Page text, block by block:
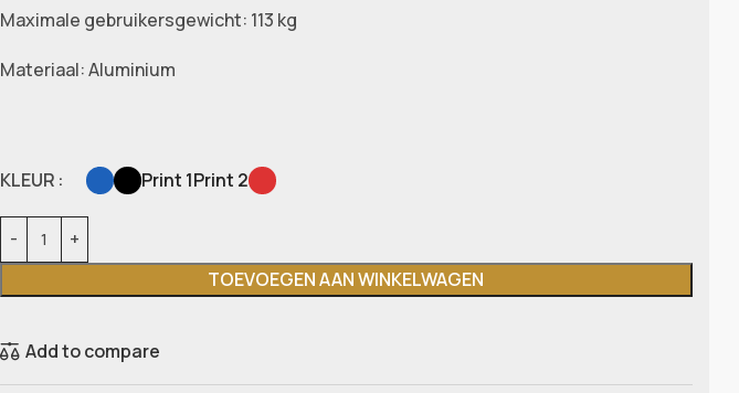
Maximale gebruikersgewicht: 113 kg
Materiaal: Aluminium
KLEUR Print 1Print 2
TOEVOEGEN AAN WINKELWAGEN
Add to compare